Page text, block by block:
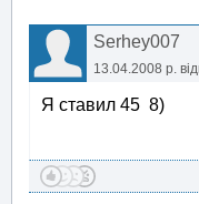
Serhey007
13.04.2008 р.
Я ставил 45 8)